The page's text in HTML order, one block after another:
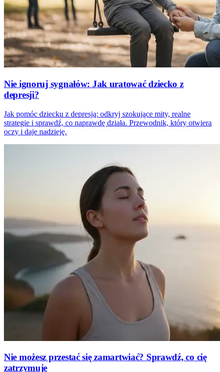
Nie ignoruj sygnałów: Jak uratować dziecko z
depresji?
Jak pomóc dziecku z depresją: odkryj szokujące mity, realne
strategie i sprawdź, co naprawdę działa. Przewodnik, który otwiera
oczy i daje nadzieję.
Nie możesz przestać się zamartwiać? Sprawdź, co cię
zatrzymuje